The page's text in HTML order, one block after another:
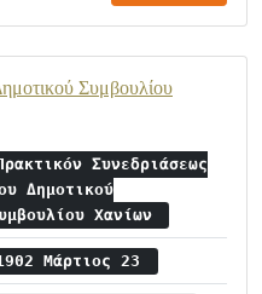
Συμβουλίου
Συνεδριάσεως
Δημοτικού
Χανίων
Μάρτιος 23